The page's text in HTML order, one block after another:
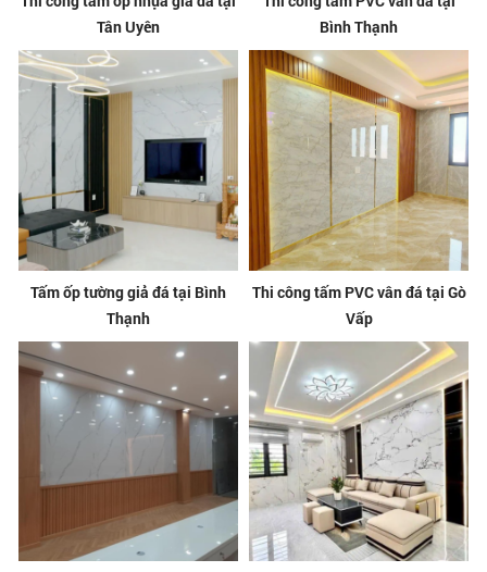
Tân Uyên
Bình Thạnh
Tấm ốp tường giả đá tại Bình
Thạnh
Thi công tấm PVC vân đá tại Gò
Vấp